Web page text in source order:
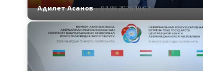
Адилет Асанов - 04.08.2026 10:07